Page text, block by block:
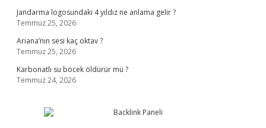
Jandarma logosundaki 4 yıldız ne anlama gelir ?
Temmuz 25, 2026
Ariana’nın sesi kaç oktav ?
Temmuz 25, 2026
Karbonatlı su böcek öldürür mü ?
Temmuz 24, 2026